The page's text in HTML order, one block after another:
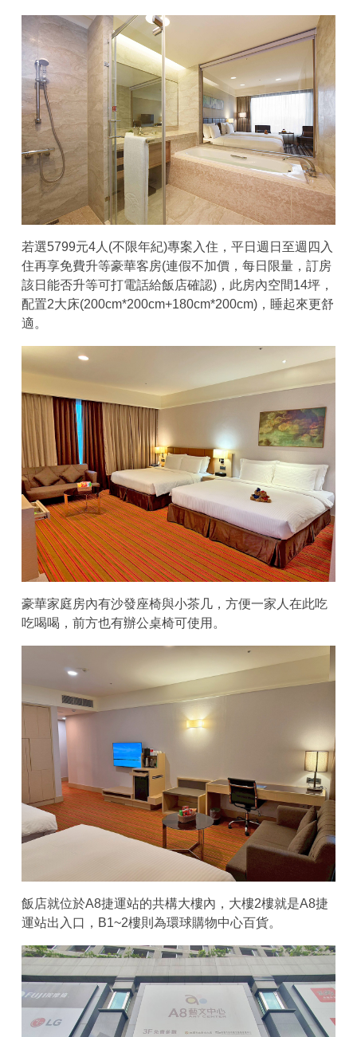
若選5799元4人(不限年紀)專案入住，平日週日至週四入
住再享免費升等豪華客房(連假不加價，每日限量，訂房
該日能否升等可打電話給飯店確認)，此房內空間14坪，
配置2大床(200cm*200cm+180cm*200cm)，睡起來更舒
適。
豪華家庭房內有沙發座椅與小茶几，方便一家人在此吃
吃喝喝，前方也有辦公桌椅可使用。
飯店就位於A8捷運站的共構大樓內，大樓2樓就是A8捷
運站出入口，B1~2樓則為環球購物中心百貨。